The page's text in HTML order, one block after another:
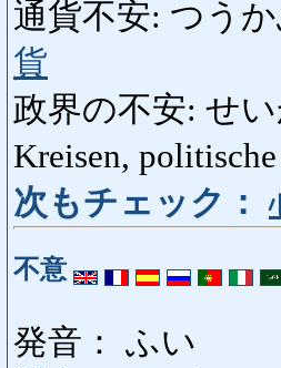
通貨不安: つう
貨
政界の不安: せ
Kreisen,
次もチェック：
不意
発音： ふい